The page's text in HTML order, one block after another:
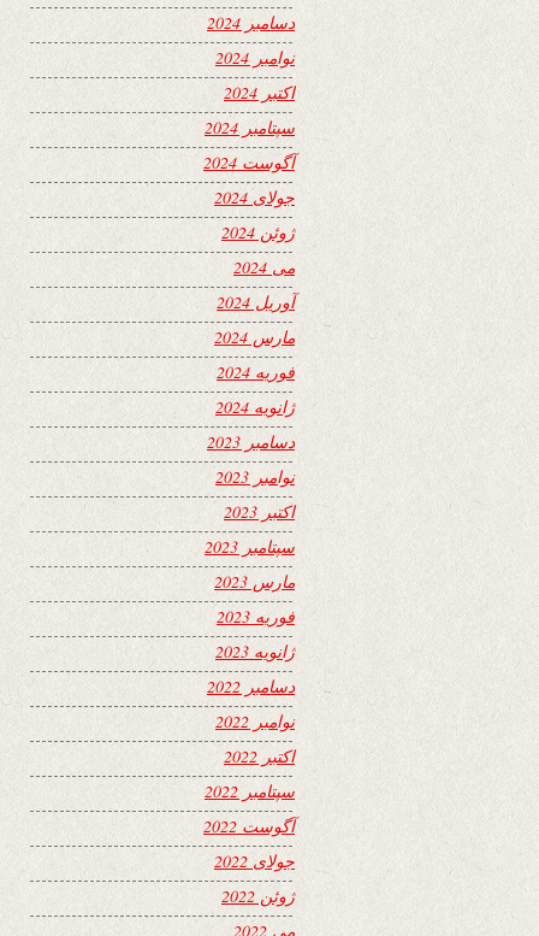
دسامبر 2024
نوامبر 2024
اکتبر 2024
سپتامبر 2024
آگوست 2024
جولای 2024
ژوئن 2024
می 2024
آوریل 2024
مارس 2024
فوریه 2024
ژانویه 2024
دسامبر 2023
نوامبر 2023
اکتبر 2023
سپتامبر 2023
مارس 2023
فوریه 2023
ژانویه 2023
دسامبر 2022
نوامبر 2022
اکتبر 2022
سپتامبر 2022
آگوست 2022
جولای 2022
ژوئن 2022
می 2022